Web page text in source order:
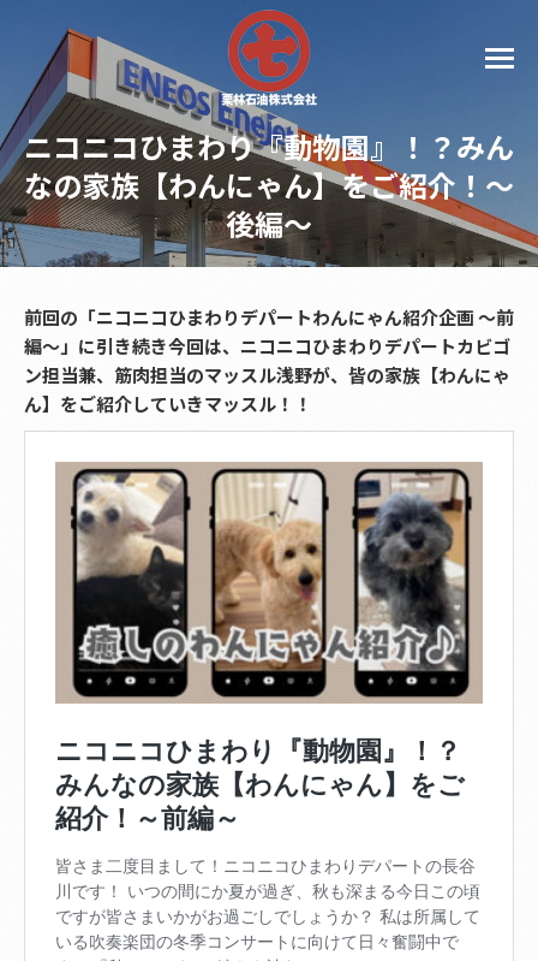
ニコニコひまわり『動物園』！？みん
なの家族【わんにゃん】をご紹介！～
後編～
前回の「ニコニコひまわりデパートわんにゃん紹介企画 ～前
編～」に引き続き今回は、ニコニコひまわりデパートカビゴ
ン担当兼、筋肉担当のマッスル浅野が、皆の家族【わんにゃ
ん】をご紹介していきマッスル！！